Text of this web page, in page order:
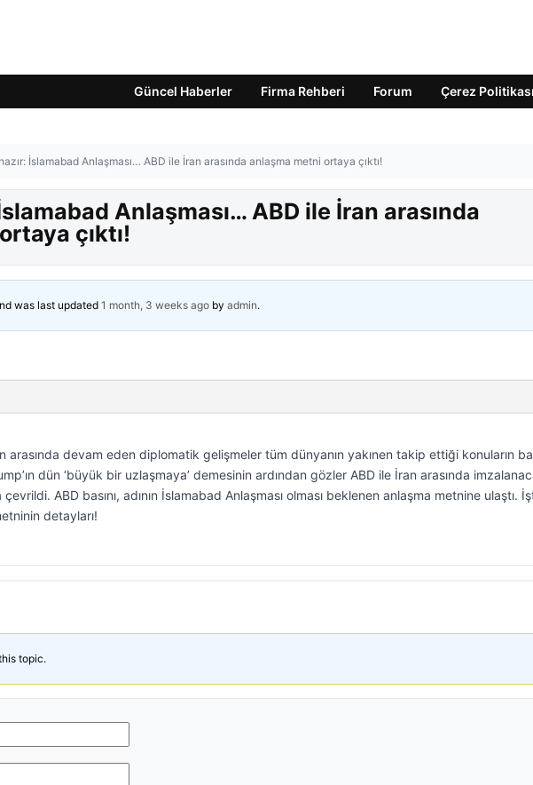
Güncel Haberler Firma Rehberi Forum Çerez Politikası
İslamabad Anlaşması… ABD ile İran arasında anlaşma metni ortaya çıktı!
Anlaşması… ABD ile İran arasında
çıktı!
was last updated 1 month, 3 weeks ago by admin.
arasında devam eden diplomatik gelişmeler tüm dünyanın yakınen takip ettiği konuların
dün ‘büyük bir uzlaşmaya’ demesinin ardından gözler ABD ile İran arasında
ABD basını, adının İslamabad Anlaşması olması beklenen anlaşma metnine ulaştı.
detayları!
topic.